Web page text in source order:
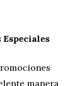
manera